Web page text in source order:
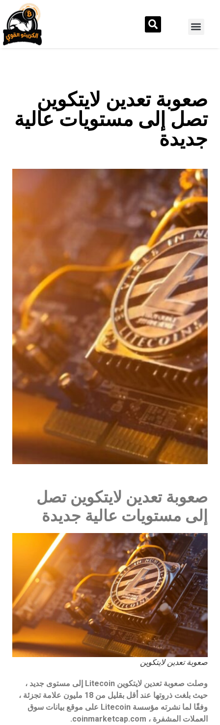
صعوبة تعدين لايتكوين
تصل إلى مستويات عالية
جديدة
صعوبة تعدين لايتكوين تصل
إلى مستويات عالية جديدة
صعوبة تعدين لايتكوين
وصلت صعوبة تعدين لايتكوين Litecoin إلى مستوى جديد ،
حيث بلغت ذروتها عند أقل بقليل من 18 مليون علامة تجزئة ،
وفقًا لما نشرته مؤسسة Litecoin على موقع بيانات سوق
العملات المشفرة ، coinmarketcap.com.